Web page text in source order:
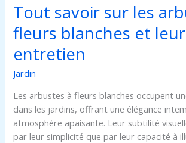
Tout savoir sur les
fleurs blanches et leur
entretien
Jardin
Les arbustes à fleurs blanches occupent
dans les jardins, offrant une élégance
atmosphère apaisante. Leur subtilité
par leur simplicité que par leur capacité à